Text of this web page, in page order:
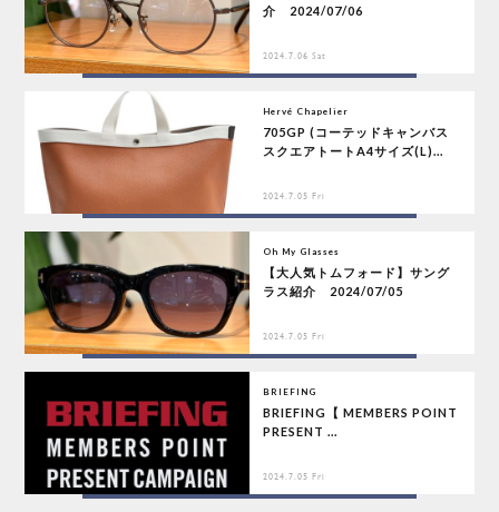
介 2024/07/06
2024.7.06 Sat
Hervé Chapelier
705GP (コーテッドキャンバス
スクエアトートA4サイズ(L)...
2024.7.05 Fri
Oh My Glasses
【大人気トムフォード】サング
ラス紹介 2024/07/05
2024.7.05 Fri
BRIEFING
BRIEFING【 MEMBERS POINT
PRESENT ...
2024.7.05 Fri